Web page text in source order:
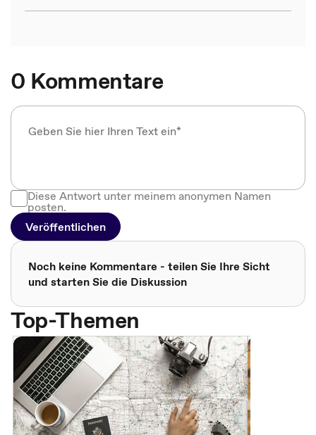
0 Kommentare
Diese Antwort unter meinem anonymen Namen
posten.
Veröffentlichen
Noch keine Kommentare - teilen Sie Ihre Sicht
und starten Sie die Diskussion
Top-Themen